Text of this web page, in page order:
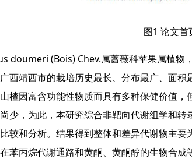
图1 论文首
doumeri (Bois) Chev.属蔷薇科苹果属植物
西靖西市的栽培历史最长、分布最广、面
楂因富含功能性物质而具有多种保健价值
少，为此，本研究综合非靶向代谢组学和
较和分析。结果得到整体和差异代谢物主
苯丙烷代谢通路和黄酮、黄酮醇的生物合